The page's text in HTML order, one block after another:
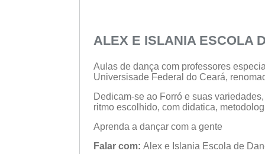
ALEX E ISLANIA ESCOLA
Aulas de dança com professores
Universisade Federal do Ceará,
Dedicam-se ao Forró e suas
ritmo escolhido, com didatica,
Aprenda a dançar com a gente
Falar com: Alex e Islania Escola de